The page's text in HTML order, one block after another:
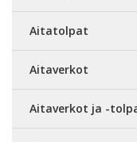
Aitatolpat
Aitaverkot
Aitaverkot ja -